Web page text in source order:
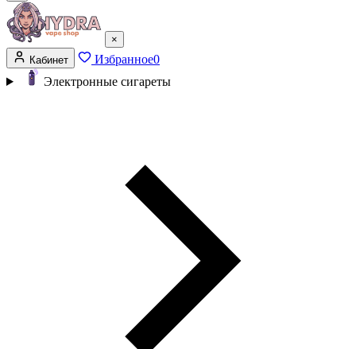
×
Кабинет
Избранное0
Электронные сигареты